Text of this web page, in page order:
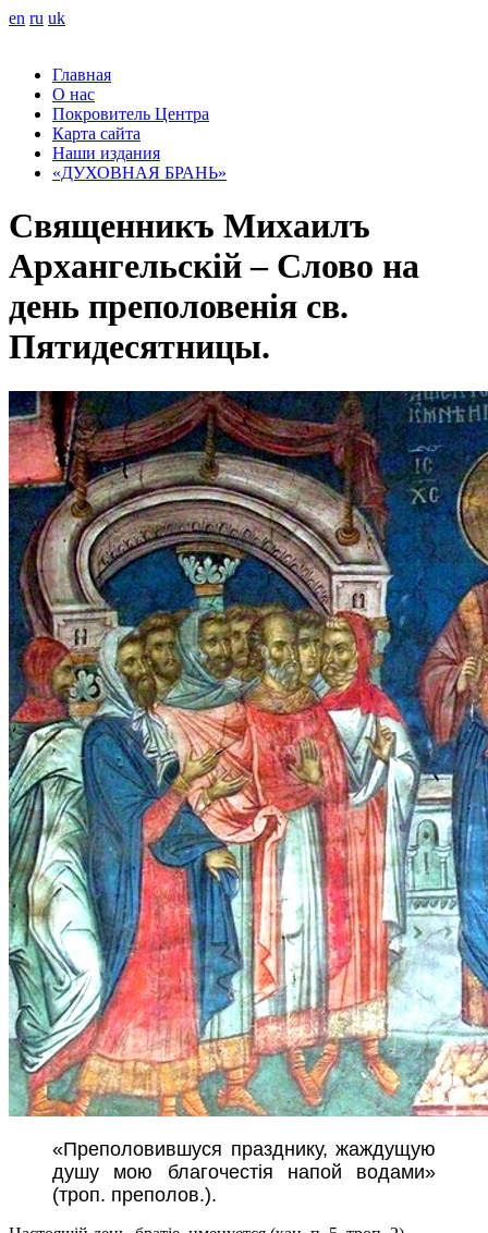
en ru uk
Главная
О нас
Покровитель Центра
Карта сайта
Наши издания
«ДУХОВНАЯ БРАНЬ»
Священникъ Михаилъ
Архангельскій – Слово на
день преполовенія св.
Пятидесятницы.
«Преполовившуся празднику, жаждущую
душу мою благочестія напой водами»
(троп. преполов.).